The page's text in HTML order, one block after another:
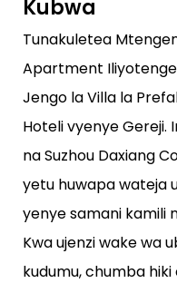
Kubwa
Tunakuletea
Apartment
Jengo la Villa la
Hoteli vyenye Gereji.
na Suzhou Daxiang
yetu huwapa wateja
yenye samani kamili
Kwa ujenzi wake wa
kudumu, chumba